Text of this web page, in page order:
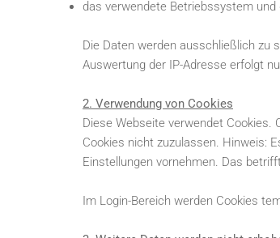
das verwendete Betriebssystem
Die Daten werden ausschließlich zu
Auswertung der IP-Adresse erfolgt
2. Verwendung von Cookies
Diese Webseite verwendet Cookies.
Cookies nicht zuzulassen. Hinweis:
Einstellungen vornehmen. Das
Im Login-Bereich werden Cookies